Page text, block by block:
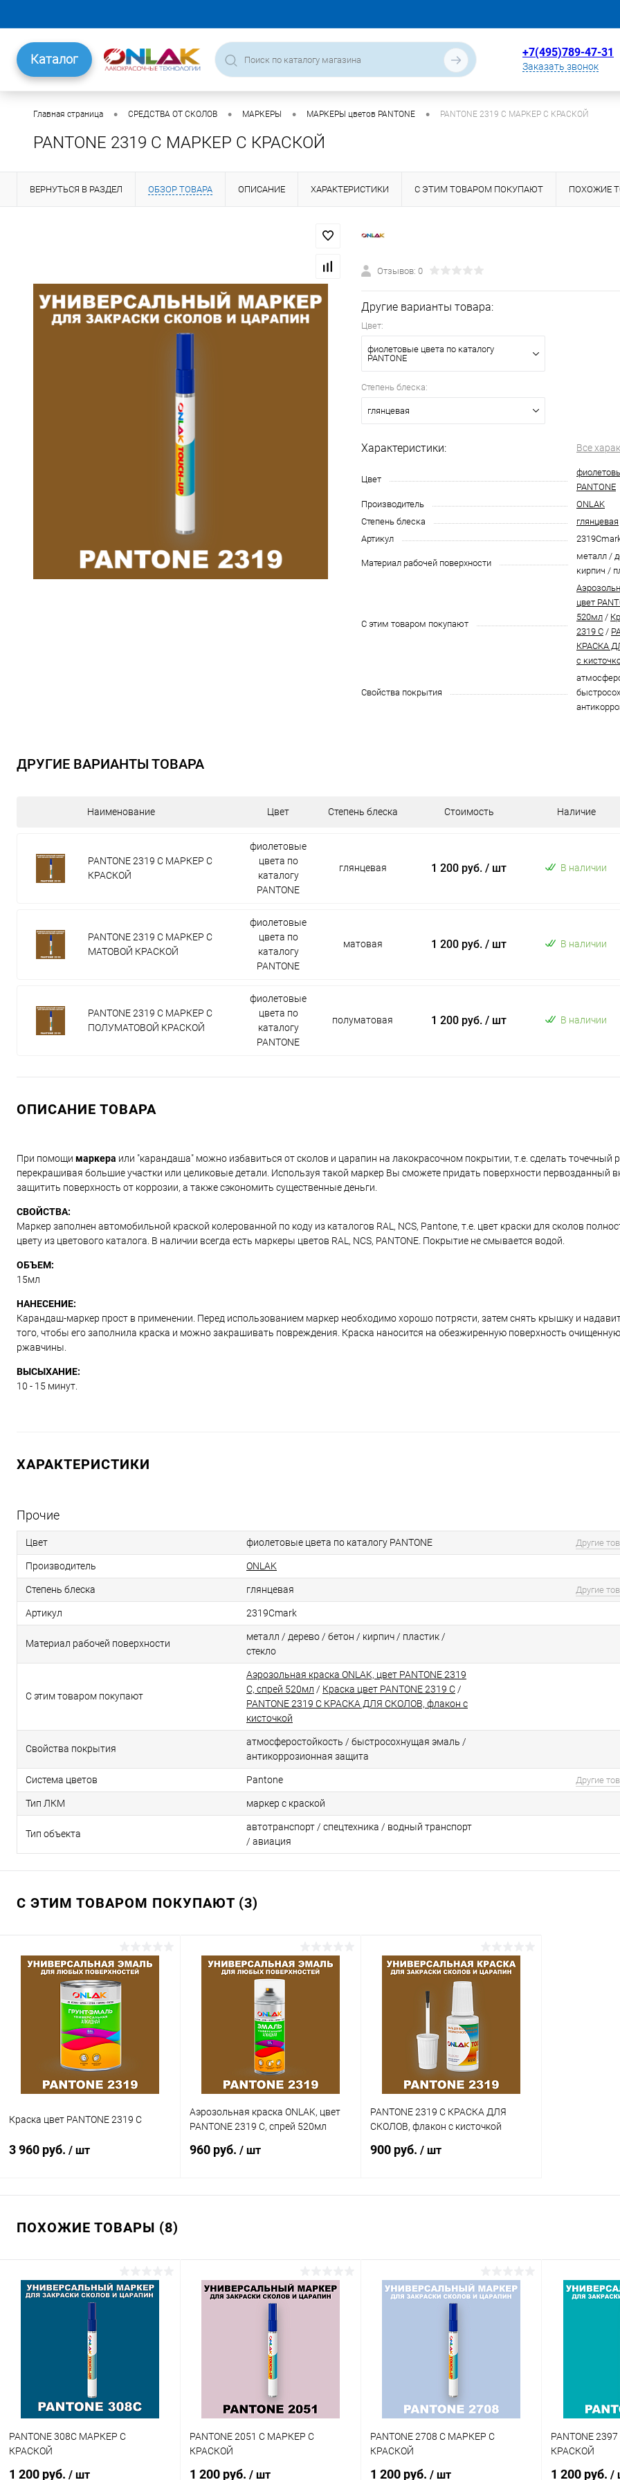
Каталог +7(495)789-47-31
Заказать звонок
Главная страница • СРЕДСТВА ОТ СКОЛОВ • МАРКЕРЫ • МАРКЕРЫ цветов PANTONE • PANTONE 2319 C МАРКЕР С КРАСКОЙ
PANTONE 2319 C МАРКЕР С КРАСКОЙ
ВЕРНУТЬСЯ В РАЗДЕЛ ОБЗОР ТОВАРА ОПИСАНИЕ ХАРАКТЕРИСТИКИ С ЭТИМ ТОВАРОМ ПОКУПАЮТ ПОХОЖИЕ
Отзывов: 0
Другие варианты товара:
Цвет:
фиолетовые цвета по каталогу
PANTONE
Степень блеска:
глянцевая
Характеристики: Все
Цвет
PANTONE
Производитель
ONLAK
Степень блеска
глянцевая
Артикул
Материал рабочей поверхности
металл /
кирпич /
С этим товаром покупают
цвет
520мл /
2319 C /
КРАСКА
с
Свойства покрытия
ДРУГИЕ ВАРИАНТЫ ТОВАРА
Наименование Цвет Степень блеска Стоимость Наличие
PANTONE 2319 C МАРКЕР С
КРАСКОЙ
фиолетовые
цвета по
каталогу
PANTONE
глянцевая 1 200 руб. / шт В наличии
PANTONE 2319 C МАРКЕР С
МАТОВОЙ КРАСКОЙ
фиолетовые
цвета по
каталогу
PANTONE
матовая 1 200 руб. / шт В наличии
PANTONE 2319 C МАРКЕР С
ПОЛУМАТОВОЙ КРАСКОЙ
фиолетовые
цвета по
каталогу
PANTONE
полуматовая 1 200 руб. / шт В наличии
ОПИСАНИЕ ТОВАРА
При помощи маркера или "карандаша" можно избавиться от сколов и царапин на лакокрасочном покрытии, т.е. сделать точечный
перекрашивая большие участки или целиковые детали. Используя такой маркер Вы сможете придать поверхности первозданный
защитить поверхность от коррозии, а также сэкономить существенные деньги.
СВОЙСТВА:
Маркер заполнен автомобильной краской колерованной по коду из каталогов RAL, NCS, Pantone, т.е. цвет краски для сколов
цвету из цветового каталога. В наличии всегда есть маркеры цветов RAL, NCS, PANTONE. Покрытие не смывается водой.
ОБЪЕМ:
15мл
НАНЕСЕНИЕ:
Карандаш-маркер прост в применении. Перед использованием маркер необходимо хорошо потрясти, затем снять крышку и
того, чтобы его заполнила краска и можно закрашивать повреждения. Краска наносится на обезжиренную поверхность
ржавчины.
ВЫСЫХАНИЕ:
10 - 15 минут.
ХАРАКТЕРИСТИКИ
Прочие
Цвет фиолетовые цвета по каталогу PANTONE Другие
Производитель ONLAK
Степень блеска глянцевая Другие
Артикул 2319Cmark
Материал рабочей поверхности
металл / дерево / бетон / кирпич / пластик /
стекло
С этим товаром покупают
Аэрозольная краска ONLAK, цвет PANTONE 2319
C, спрей 520мл / Краска цвет PANTONE 2319 C /
PANTONE 2319 C КРАСКА ДЛЯ СКОЛОВ, флакон с
кисточкой
Свойства покрытия
атмосферостойкоcть / быстросохнущая эмаль /
антикоррозионная защита
Система цветов Pantone Другие
Тип ЛКМ маркер с краской
Тип объекта
автотранспорт / спецтехника / водный транспорт
/ авиация
С ЭТИМ ТОВАРОМ ПОКУПАЮТ (3)
Краска цвет PANTONE 2319 C
3 960 руб. / шт
Цвет:
полуматовая
Аэрозольная краска ONLAK, цвет
PANTONE 2319 C, спрей 520мл
960 руб. / шт
Цвет:
PANTONE 2319 C КРАСКА ДЛЯ
СКОЛОВ, флакон с кисточкой
900 руб. / шт
Цвет:
матовая
ПОХОЖИЕ ТОВАРЫ (8)
PANTONE 308C МАРКЕР С
КРАСКОЙ
1 200 руб. / шт
PANTONE 2051 C МАРКЕР С
КРАСКОЙ
1 200 руб. / шт
PANTONE 2708 C МАРКЕР С
КРАСКОЙ
1 200 руб. / шт
PANTONE
КРАСКОЙ
1 200 руб. /